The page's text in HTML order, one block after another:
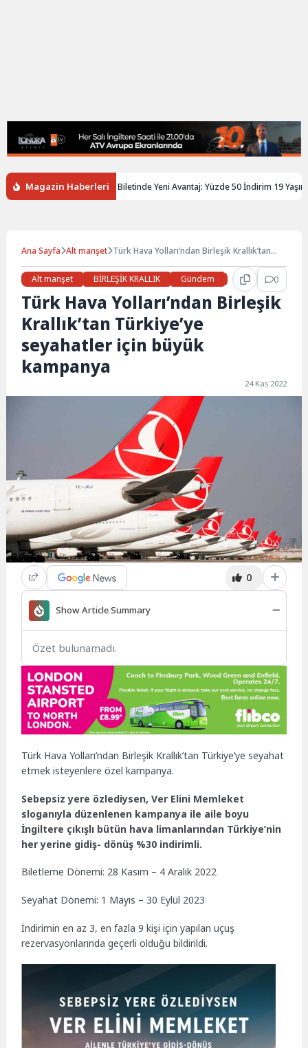
Magazin Haberleri
Gençlere Tren Biletinde Yeni Avantaj: Yüzde 50 İndirim 19 Yaşına
Ana Sayfa Alt manşet Türk Hava Yolları’ndan Birleşik Krallık’tan
Alt manşet
BİRLEŞİK KRALLIK Gündem Haberler 0
Türk Hava Yolları’ndan Birleşik
Krallık’tan Türkiye’ye
seyahatler için büyük
kampanya
24 Kas 2022
0
Show Article Summary
Özet bulunamadı.
Türk Hava Yolları’ndan Birleşik Krallık’tan Türkiye’ye seyahat
etmek isteyenlere özel kampanya.
Sebepsiz yere özlediysen, Ver Elini Memleket
sloganıyla düzenlenen kampanya ile aile boyu
İngiltere çıkışlı bütün hava limanlarından Türkiye’nin
her yerine gidiş- dönüş %30 indirimli.
Biletleme Dönemi: 28 Kasım – 4 Aralık 2022
Seyahat Dönemi: 1 Mayıs – 30 Eylül 2023
İndirimin en az 3, en fazla 9 kişi için yapılan uçuş
rezervasyonlarında geçerli olduğu bildirildi.